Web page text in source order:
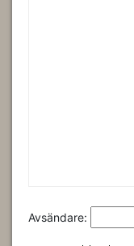
Avsändare: